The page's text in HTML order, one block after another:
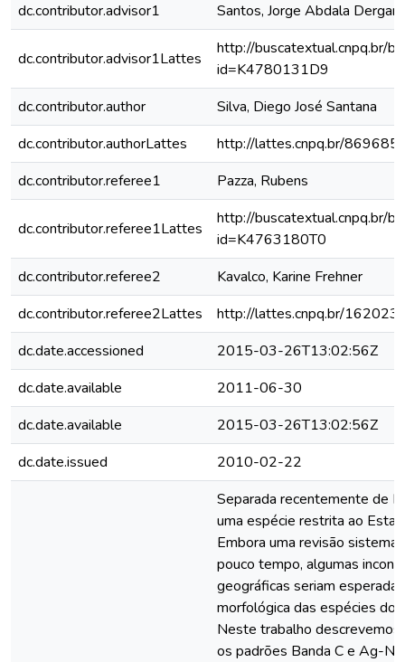
dc.contributor.advisor1
Santos, Jorge Abdala
dc.contributor.advisor1Lattes
http://buscatextual.cnpq.br/
id=K4780131D9
dc.contributor.author
Silva, Diego José Santana
dc.contributor.authorLattes
http://lattes.cnpq.br/
dc.contributor.referee1
Pazza, Rubens
dc.contributor.referee1Lattes
http://buscatextual.cnpq.br/
id=K4763180T0
dc.contributor.referee2
Kavalco, Karine Frehner
dc.contributor.referee2Lattes
http://lattes.cnpq.br/
dc.date.accessioned
2015-03-26T13:02:56Z
dc.date.available
2011-06-30
dc.date.available
2015-03-26T13:02:56Z
dc.date.issued
2010-02-22
Separada recentemente de
uma espécie restrita ao
Embora uma revisão
pouco tempo, algumas
geográficas seriam
morfológica das espécies do
Neste trabalho descrevemos
os padrões Banda C e Ag-